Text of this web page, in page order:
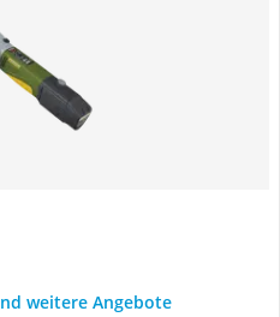
weitere Angebote